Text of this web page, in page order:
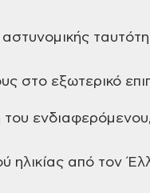
αστυνομικής
στο εξωτερικό
ενδιαφερόμενου,
ηλικίας από τον